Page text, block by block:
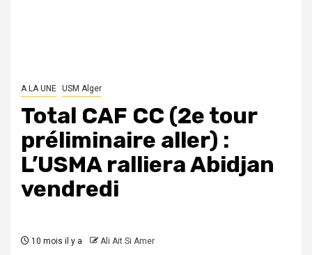
A LA UNE USM Alger
Total CAF CC (2e tour
préliminaire aller) :
L’USMA ralliera Abidjan
vendredi
10 mois il y a Ali Ait Si Amer